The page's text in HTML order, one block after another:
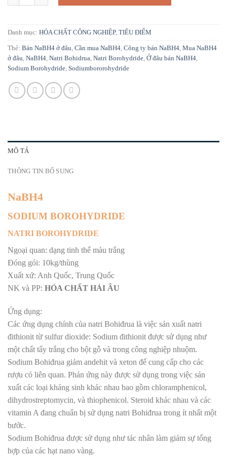
Danh mục: HÓA CHẤT CÔNG NGHIỆP, TIÊU ĐIỂM
Thẻ: Bán NaBH4 ở đâu Cần mua NaBH4 Công ty bán NaBH4 Mua NaBH4
ở đâu NaBH4 Natri Bohidrua Natri Borohydride Ở đâu bán NaBH4
Sodium Borohydride Sodiumbororohydride
MÔ TẢ
THÔNG TIN BỔ SUNG
NaBH4
SODIUM BOROHYDRIDE
NATRI BOROHYDRIDE
Ngoại quan: dạng tinh thể màu trắng
Đóng gói: 10kg/thùng
Xuất xứ: Anh Quốc, Trung Quốc
NK và PP: HÓA CHẤT HẢI ÂU
Ứng dụng:
Các ứng dụng chính của natri Bohiđrua là việc sản xuất natri
đithionit từ sulfur dioxide: Sodium đithionit được sử dụng như
một chất tẩy trắng cho bột gỗ và trong công nghiệp nhuộm.
Sodium Bohiđrua giảm andehit và xeton để cung cấp cho các
rượu có liên quan. Phản ứng này được sử dụng trong việc sản
xuất các loại kháng sinh khác nhau bao gồm chloramphenicol,
dihydrostreptomycin, và thiophenicol. Steroid khác nhau và các
vitamin A đang chuẩn bị sử dụng natri Bohiđrua trong ít nhất một
bước.
Sodium Bohiđrua được sử dụng như tác nhân làm giảm sự tổng
hợp của các hạt nano vàng.